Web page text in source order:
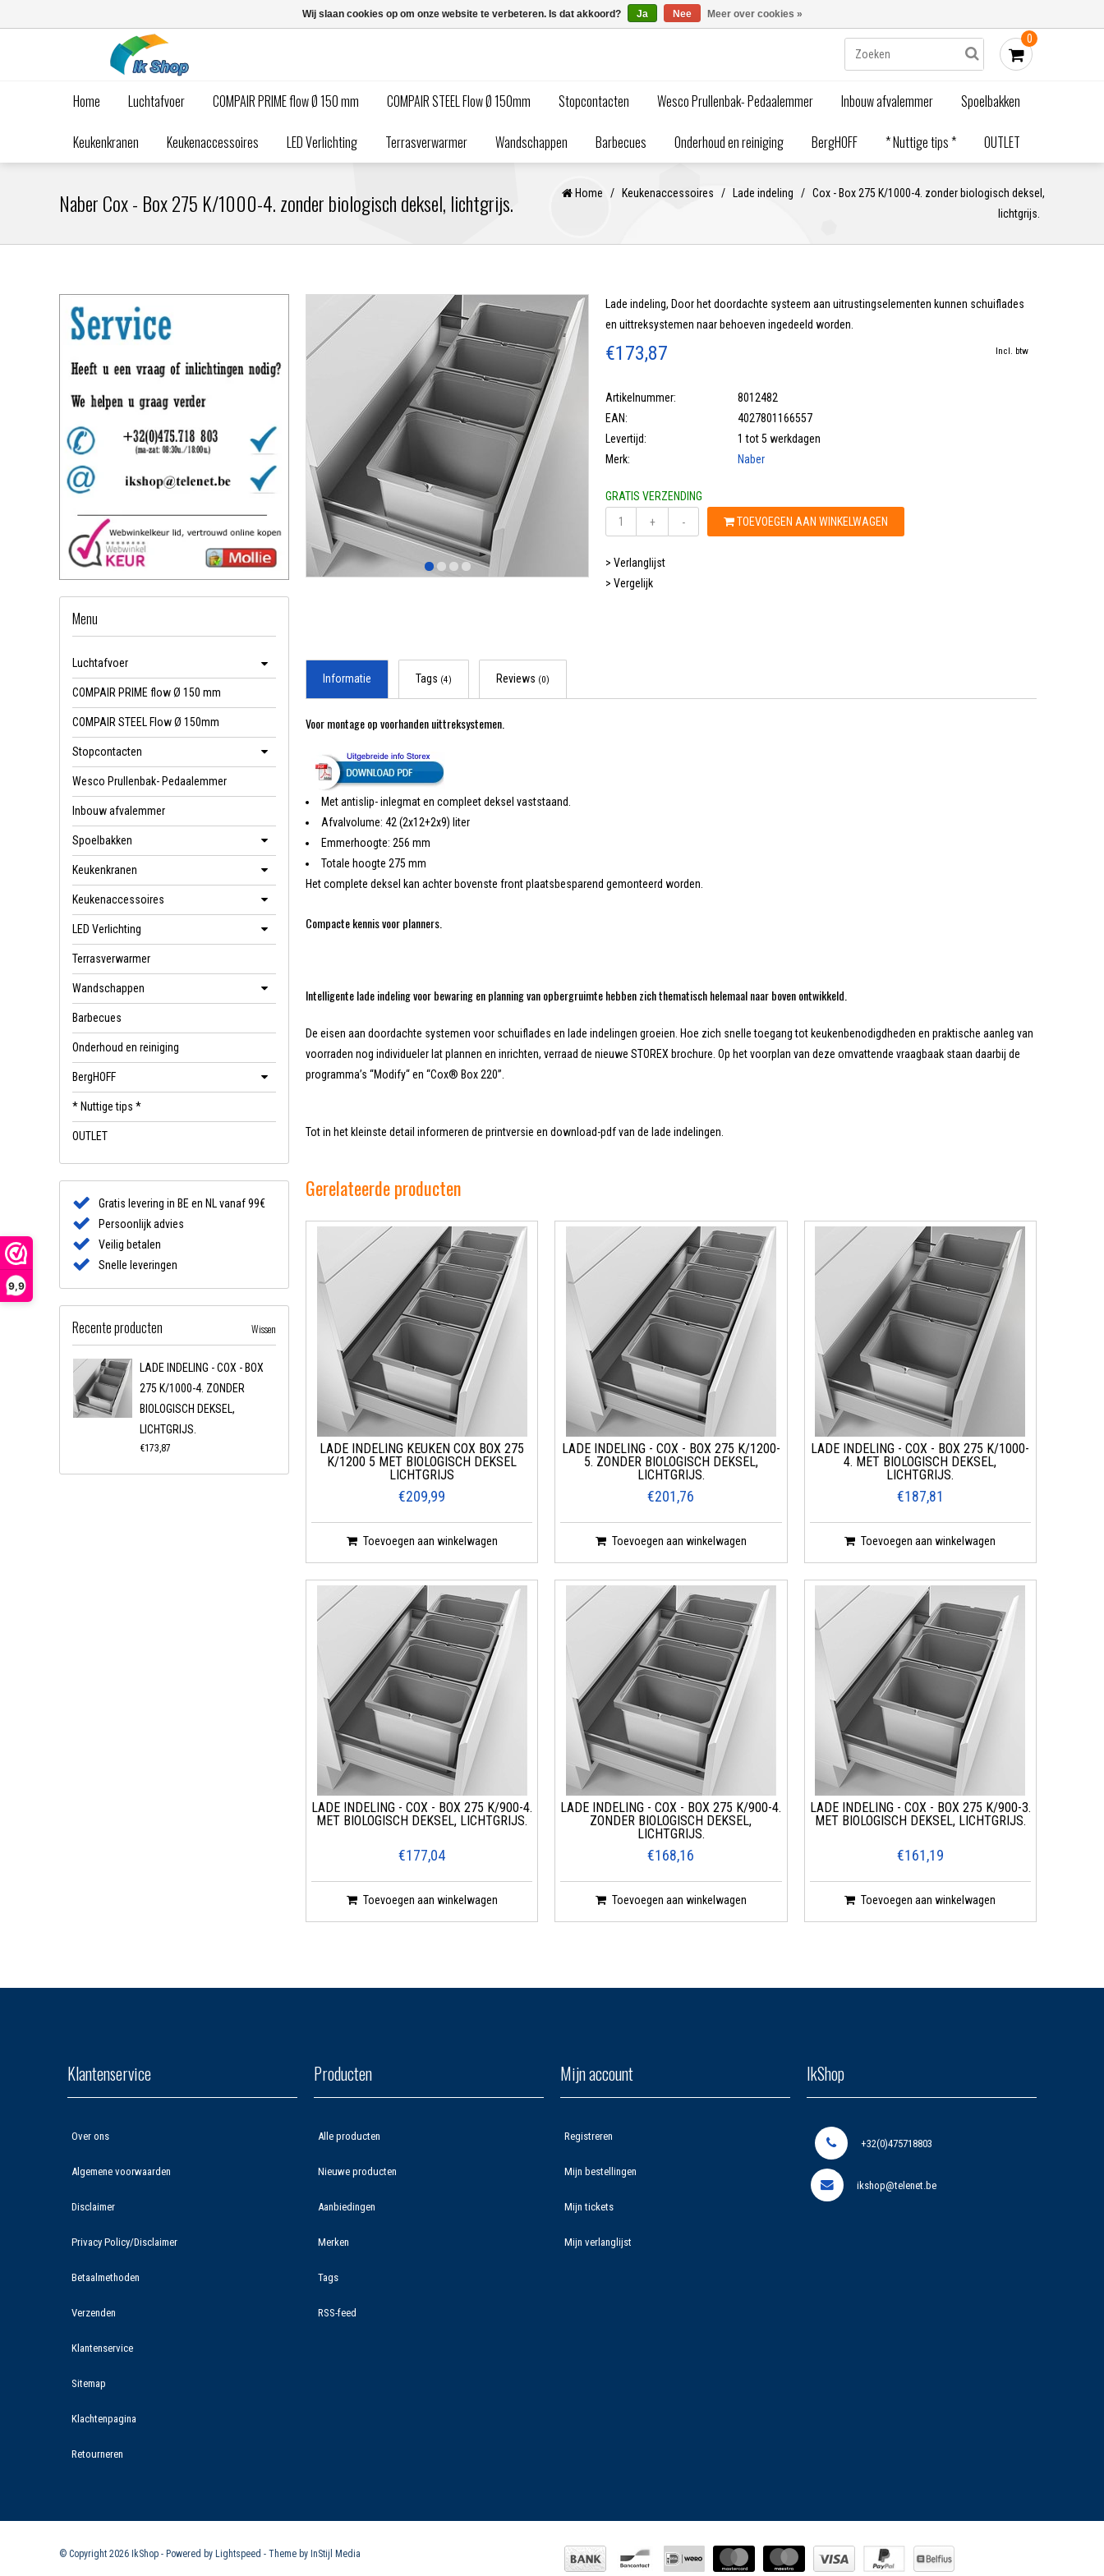
9,9
0
Home Luchtafvoer COMPAIR PRIME flow Ø 150 mm COMPAIR STEEL Flow Ø 150mm Stopcontacten Wesco Prullenbak- Pedaalemmer Inbouw afvalemmer Spoelbakken
Keukenkranen Keukenaccessoires LED Verlichting Terrasverwarmer Wandschappen Barbecues Onderhoud en reiniging BergHOFF * Nuttige tips * OUTLET
Naber Cox - Box 275 K/1000-4. zonder biologisch deksel, lichtgrijs. Home / Keukenaccessoires / Lade indeling / Cox - Box 275 K/1000-4. zonder biologisch deksel,
lichtgrijs.
Lade indeling, Door het doordachte systeem aan uitrustingselementen kunnen schuiflades
en uittreksystemen naar behoeven ingedeeld worden.
€173,87 Incl. btw
Artikelnummer:
8012482
EAN:
4027801166557
Levertijd:
1 tot 5 werkdagen
Merk:
Naber
GRATIS VERZENDING
+
- TOEVOEGEN AAN WINKELWAGEN
> Verlanglijst
> Vergelijk
Informatie Tags (4) Reviews (0)
Voor montage op voorhanden uittreksystemen.
Met antislip- inlegmat en compleet deksel vaststaand.
Afvalvolume: 42 (2x12+2x9) liter
Emmerhoogte: 256 mm
Totale hoogte 275 mm
Het complete deksel kan achter bovenste front plaatsbesparend gemonteerd worden.
Compacte kennis voor planners.
Intelligente lade indeling voor bewaring en planning van opbergruimte hebben zich thematisch helemaal naar boven ontwikkeld.
De eisen aan doordachte systemen voor schuiflades en lade indelingen groeien. Hoe zich snelle toegang tot keukenbenodigdheden en praktische aanleg van
voorraden nog individueler lat plannen en inrichten, verraad de nieuwe STOREX brochure. Op het voorplan van deze omvattende vraagbaak staan daarbij de
programma’s “Modify“ en “Cox® Box 220”.
Tot in het kleinste detail informeren de printversie en download-pdf van de lade indelingen.
Gerelateerde producten
LADE INDELING KEUKEN COX BOX 275
K/1200 5 MET BIOLOGISCH DEKSEL
LICHTGRIJS
€209,99
Toevoegen aan winkelwagen
LADE INDELING - COX - BOX 275 K/1200-
5. ZONDER BIOLOGISCH DEKSEL,
LICHTGRIJS.
€201,76
Toevoegen aan winkelwagen
LADE INDELING - COX - BOX 275 K/1000-
4. MET BIOLOGISCH DEKSEL,
LICHTGRIJS.
€187,81
Toevoegen aan winkelwagen
LADE INDELING - COX - BOX 275 K/900-4.
MET BIOLOGISCH DEKSEL, LICHTGRIJS.
€177,04
Toevoegen aan winkelwagen
LADE INDELING - COX - BOX 275 K/900-4.
ZONDER BIOLOGISCH DEKSEL,
LICHTGRIJS.
€168,16
Toevoegen aan winkelwagen
LADE INDELING - COX - BOX 275 K/900-3.
MET BIOLOGISCH DEKSEL, LICHTGRIJS.
€161,19
Toevoegen aan winkelwagen
Menu
Luchtafvoer
COMPAIR PRIME flow Ø 150 mm
COMPAIR STEEL Flow Ø 150mm
Stopcontacten
Wesco Prullenbak- Pedaalemmer
Inbouw afvalemmer
Spoelbakken
Keukenkranen
Keukenaccessoires
LED Verlichting
Terrasverwarmer
Wandschappen
Barbecues
Onderhoud en reiniging
BergHOFF
* Nuttige tips *
OUTLET
Gratis levering in BE en NL vanaf 99€
Persoonlijk advies
Veilig betalen
Snelle leveringen
Recente producten Wissen
LADE INDELING - COX - BOX
275 K/1000-4. ZONDER
BIOLOGISCH DEKSEL,
LICHTGRIJS.
€173,87
Klantenservice
Over ons
Algemene voorwaarden
Disclaimer
Privacy Policy/Disclaimer
Betaalmethoden
Verzenden
Klantenservice
Sitemap
Klachtenpagina
Retourneren
Producten
Alle producten
Nieuwe producten
Aanbiedingen
Merken
Tags
RSS-feed
Mijn account
Registreren
Mijn bestellingen
Mijn tickets
Mijn verlanglijst
IkShop
+32(0)475718803
ikshop@telenet.be
© Copyright 2026 IkShop - Powered by Lightspeed - Theme by InStijl Media
Wij slaan cookies op om onze website te verbeteren. Is dat akkoord? Ja Nee Meer over cookies »